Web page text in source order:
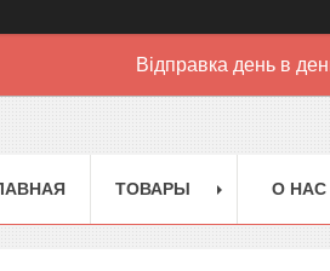
Відправка день в
ТОВАРЫ О НАС